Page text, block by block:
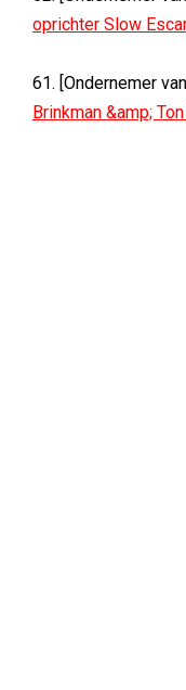
oprichter Slow
61. [Ondernemer
Brinkman &amp;